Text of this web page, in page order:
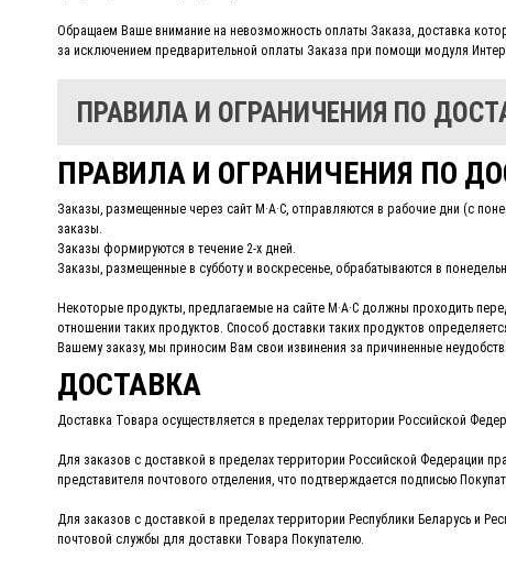
Обращаем Ваше внимание на невозможность оплаты Заказа, доставка
за исключением предварительной оплаты Заказа при помощи модуля
ПРАВИЛА И ОГРАНИЧЕНИЯ ПО
ПРАВИЛА И ОГРАНИЧЕНИЯ ПО
Заказы, размещенные через сайт M·A·C, отправляются в рабочие дни (с
заказы.
Заказы формируются в течение 2-х дней.
Заказы, размещенные в субботу и воскресенье, обрабатываются в
Некоторые продукты, предлагаемые на сайте M·A·C должны проходить
отношении таких продуктов. Способ доставки таких продуктов
Вашему заказу, мы приносим Вам свои извинения за причиненные
ДОСТАВКА
Доставка Товара осуществляется в пределах территории Российской
Для заказов с доставкой в пределах территории Российской Федерации
представителя почтового отделения, что подтверждается подписью
Для заказов с доставкой в пределах территории Республики Беларусь и
почтовой службы для доставки Товара Покупателю.